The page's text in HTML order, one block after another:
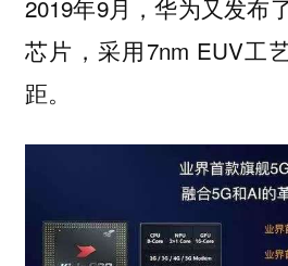
2019年9月，华为又发布
芯片，采用7nm EUV工
距。